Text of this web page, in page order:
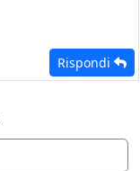
Rispondi